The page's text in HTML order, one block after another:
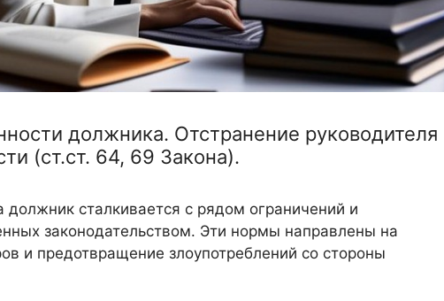
должника. Отстранение руководителя
(ст.ст. 64, 69 Закона).
должник сталкивается с рядом ограничений и
законодательством. Эти нормы направлены на
и предотвращение злоупотреблений со стороны